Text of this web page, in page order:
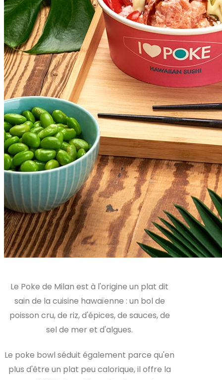
Le Poke de Milan est à l'origine un plat dit
sain de la cuisine hawaïenne : un bol de
poisson cru, de riz, d'épices, de sauces, de
sel de mer et d'algues.
Le poke bowl séduit également parce qu'en
plus d'être un plat peu calorique, il offre la